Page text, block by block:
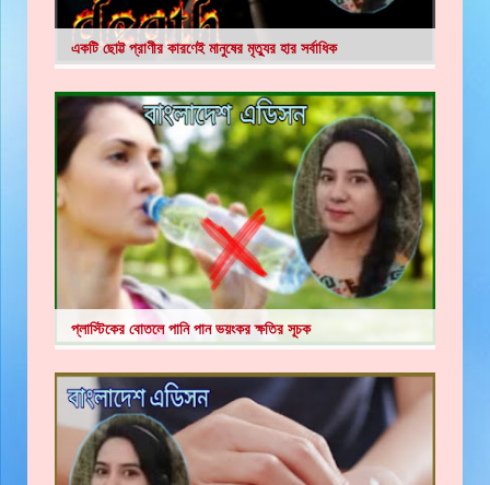
একটি ছোট্ট প্রাণীর কারণেই মানুষের মৃত্যুর হার সর্বাধিক
প্লাস্টিকের বোতলে পানি পান ভয়ংকর ক্ষতির সূচক